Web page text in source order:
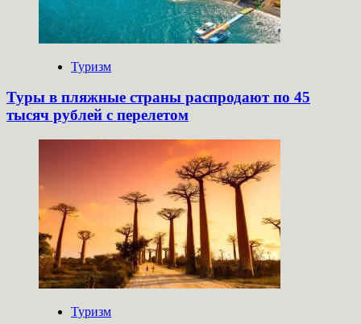
Туризм
Туры в пляжные страны распродают по 45
тысяч рублей с перелетом
Туризм